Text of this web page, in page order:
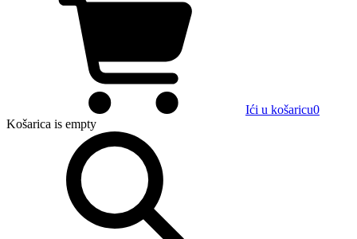
Ići u košaricu0
Košarica is empty